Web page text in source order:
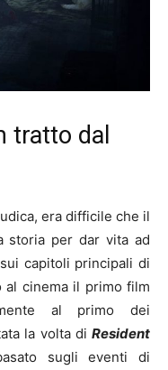
tratto dal
era difficile che il
storia per dar vita ad
capitoli principali di
cinema il primo film
al primo dei
la volta di Resident
sugli eventi di